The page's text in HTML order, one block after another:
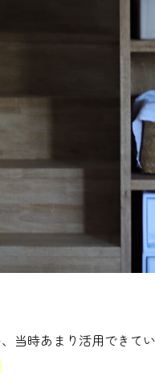
、当時あまり活用できて